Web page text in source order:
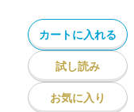
カートに入れる
試し読み
お気に入り